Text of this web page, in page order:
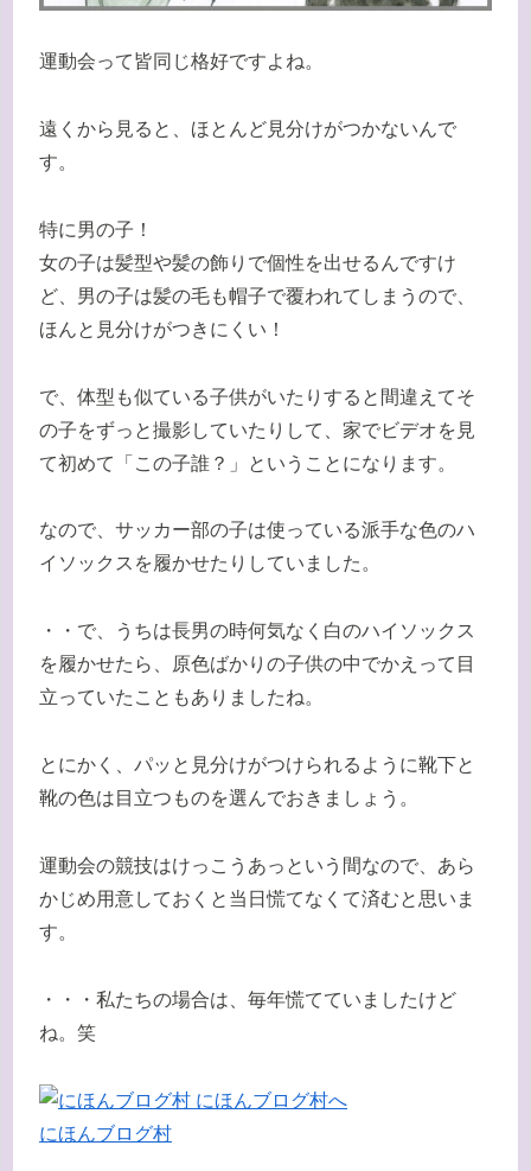
運動会って皆同じ格好ですよね。
遠くから見ると、ほとんど見分けがつかないんで
す。
特に男の子！
女の子は髪型や髪の飾りで個性を出せるんですけ
ど、男の子は髪の毛も帽子で覆われてしまうので、
ほんと見分けがつきにくい！
で、体型も似ている子供がいたりすると間違えてそ
の子をずっと撮影していたりして、家でビデオを見
て初めて「この子誰？」ということになります。
なので、サッカー部の子は使っている派手な色のハ
イソックスを履かせたりしていました。
・・で、うちは長男の時何気なく白のハイソックス
を履かせたら、原色ばかりの子供の中でかえって目
立っていたこともありましたね。
とにかく、パッと見分けがつけられるように靴下と
靴の色は目立つものを選んでおきましょう。
運動会の競技はけっこうあっという間なので、あら
かじめ用意しておくと当日慌てなくて済むと思いま
す。
・・・私たちの場合は、毎年慌てていましたけど
ね。笑
にほんブログ村